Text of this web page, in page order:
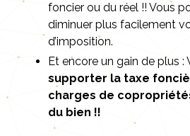
foncier ou du réel !! Vous
diminuer plus facilement
d’imposition.
Et encore un gain de plus :
supporter la taxe
charges de
du bien !!